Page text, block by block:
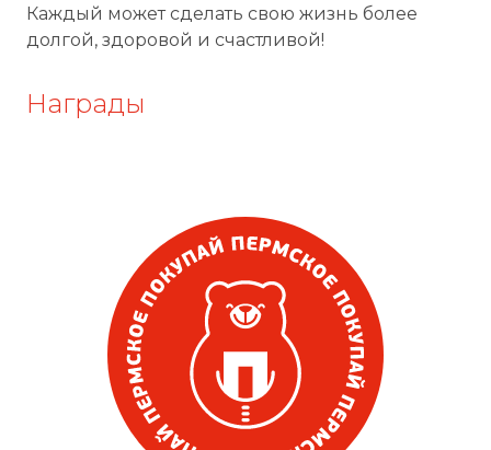
Каждый может сделать свою жизнь более
долгой, здоровой и счастливой!
Награды